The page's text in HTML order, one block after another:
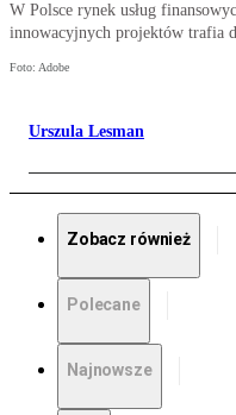
W Polsce rynek usług
innowacyjnych projektów trafia
Foto: Adobe
Urszula Lesman
Zobacz również
Polecane
Najnowsze